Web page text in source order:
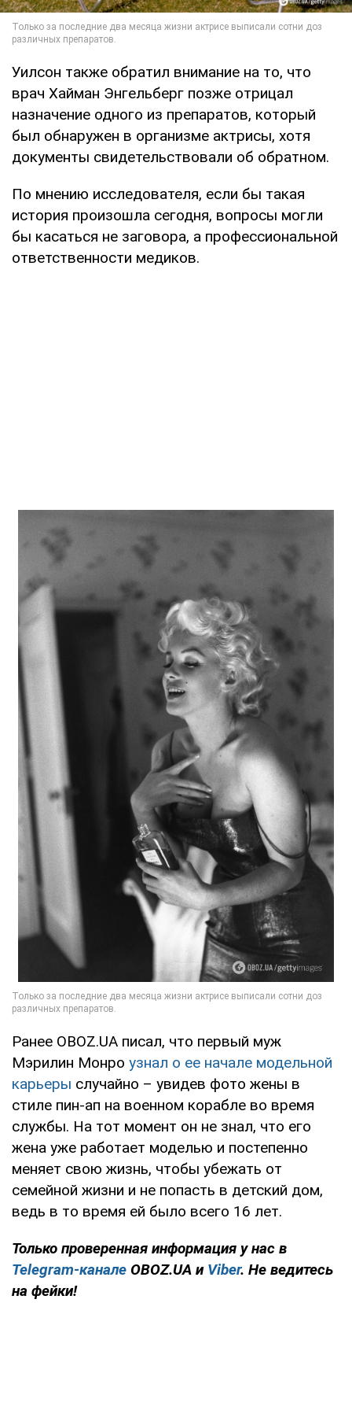
Уилсон также обратил внимание на то, что
врач Хайман Энгельберг позже отрицал
назначение одного из препаратов, который
был обнаружен в организме актрисы, хотя
документы свидетельствовали об обратном.
По мнению исследователя, если бы такая
история произошла сегодня, вопросы могли
бы касаться не заговора, а профессиональной
ответственности медиков.
Ранее OBOZ.UA писал, что первый муж
Мэрилин Монро узнал о ее начале модельной
карьеры случайно – увидев фото жены в
стиле пин-ап на военном корабле во время
службы. На тот момент он не знал, что его
жена уже работает моделью и постепенно
меняет свою жизнь, чтобы убежать от
семейной жизни и не попасть в детский дом,
ведь в то время ей было всего 16 лет.
Только проверенная информация у нас в
Telegram-канале OBOZ.UA и Viber. Не ведитесь
на фейки!